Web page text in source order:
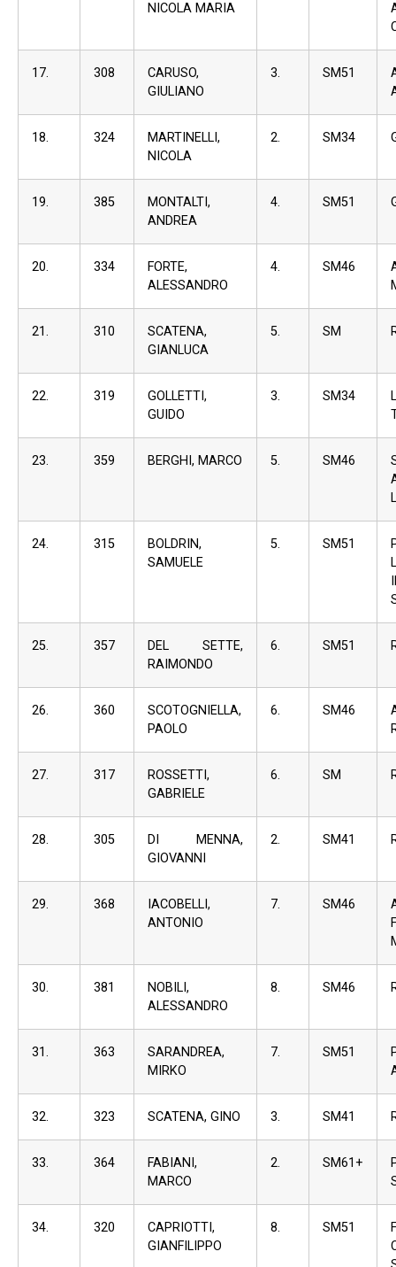
NICOLA MARIA
17. 308
CARUSO,
GIULIANO
3. SM51
18. 324
MARTINELLI,
NICOLA
2. SM34
19. 385
MONTALTI,
ANDREA
4. SM51
20. 334
FORTE,
ALESSANDRO
4. SM46
21. 310
SCATENA,
GIANLUCA
5. SM
22. 319
GOLLETTI,
GUIDO
3. SM34
23. 359 BERGHI, MARCO 5. SM46
24. 315
BOLDRIN,
SAMUELE
5. SM51
25. 357
DEL SETTE,
RAIMONDO
6. SM51
26. 360
SCOTOGNIELLA,
PAOLO
6. SM46
27. 317
ROSSETTI,
GABRIELE
6. SM
28. 305
DI MENNA,
GIOVANNI
2. SM41
29. 368
IACOBELLI,
ANTONIO
7. SM46
30. 381
NOBILI,
ALESSANDRO
8. SM46
31. 363
SARANDREA,
MIRKO
7. SM51
32. 323 SCATENA, GINO 3. SM41
33. 364
FABIANI,
MARCO
2. SM61+
34. 320
CAPRIOTTI,
GIANFILIPPO
8. SM51